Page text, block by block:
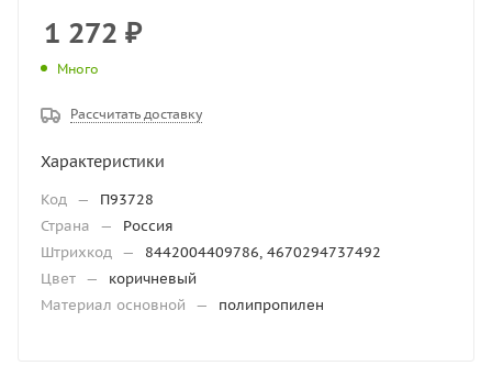
1 272 ₽
Много
Рассчитать доставку
Характеристики
Код —
П93728
Страна
—
Россия
Штрихкод —
8442004409786, 4670294737492
Цвет —
коричневый
Материал основной
— полипропилен